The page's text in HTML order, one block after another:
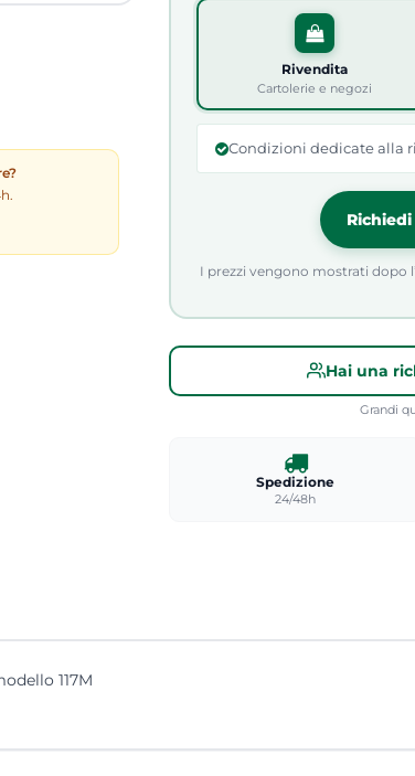
Rivendita
Cartolerie e negozi
Condizioni dedicate alla
I prezzi vengono mostrati dopo
Hai una
Grandi
Spedizione
24/48h
117M